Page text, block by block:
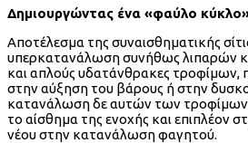
Δημιουργώντας ένα «φαύλο
Αποτέλεσμα της συναισθηματικής
υπερκατανάλωση συνήθως λιπαρών
και απλούς υδατάνθρακες τροφίμων,
στην αύξηση του βάρους ή στην
κατανάλωση δε αυτών των τροφίμων
το αίσθημα της ενοχής και επιπλέον
νέου στην κατανάλωση φαγητού.